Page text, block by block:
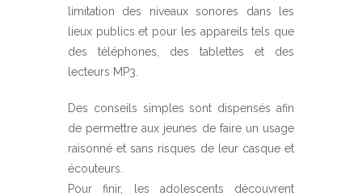
limitation des niveaux sonores dans les
lieux publics et pour les appareils tels que
des téléphones, des tablettes et des
lecteurs MP3.
Des conseils simples sont dispensés afin
de permettre aux jeunes de faire un usage
raisonné et sans risques de leur casque et
écouteurs.
Pour finir, les adolescents découvrent